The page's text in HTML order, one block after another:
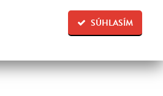
SÚHLASÍM
plná prekvapení. Súrodenci Noro a
svojráznych Chrtovcov, natrafia na
Uwe a Hans, ktorí sú takmer celé dni